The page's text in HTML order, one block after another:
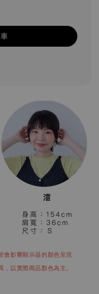
會影響顯示器的顏色呈現
以實際商品顏色為主。